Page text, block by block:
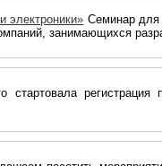
электроники» Семинар для
занимающихся
стартовала